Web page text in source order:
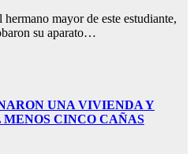
mayor de este estudiante,
su aparato…
UNA VIVIENDA Y
CINCO CAÑAS